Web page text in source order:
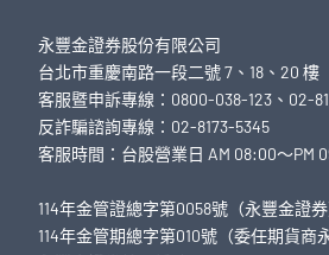
永豐金證券股份有限公司
台北市重慶南路一段二號 7、18、20 樓
客服暨申訴專線：0800-038-123、02-
反詐騙諮詢專線：02-8173-5345
客服時間：台股營業日 AM 08:00～PM
114年金管證總字第0058號（永豐金證券
114年金管期總字第010號（委任期貨商